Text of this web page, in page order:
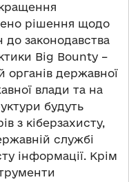
рішення щодо
до законодавства
Big Bounty –
органів державної
влади та на
будуть
з кіберзахисту,
службі
інформації. Крім